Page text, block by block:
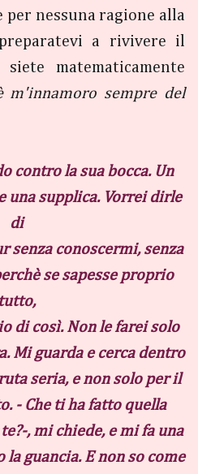
per nessuna ragione alla
a rivivere il
matematicamente
m'innamoro sempre del
contro la sua bocca. Un
una supplica. Vorrei dirle
di
senza conoscermi, senza
se sapesse proprio
tutto,
di così. Non le farei solo
Mi guarda e cerca dentro
seria, e non solo per il
- Che ti ha fatto quella
, mi chiede, e mi fa una
la guancia. E non so come